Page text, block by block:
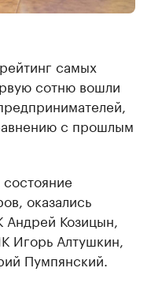
самых
сотню вошли
с прошлым
оказались
Козицын,
Игорь Алтушкин,
Пумпянский.